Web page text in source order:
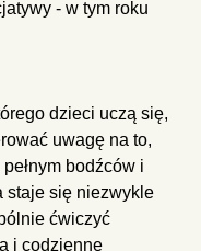
- w tym roku
dzieci uczą się,
uwagę na to,
bodźców i
staje się niezwykle
ćwiczyć
i codzienne